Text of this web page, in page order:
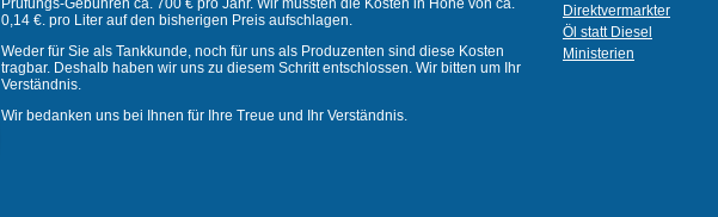
Prüfungs-Gebühren ca. 700 € pro Jahr. Wir müssten die Kosten in Höhe von ca.
0,14 €. pro Liter auf den bisherigen Preis aufschlagen.
Weder für Sie als Tankkunde, noch für uns als Produzenten sind diese Kosten
tragbar. Deshalb haben wir uns zu diesem Schritt entschlossen. Wir bitten um Ihr
Verständnis.
Wir bedanken uns bei Ihnen für Ihre Treue und Ihr Verständnis.
Direktvermarkter
Öl statt Diesel
Ministerien